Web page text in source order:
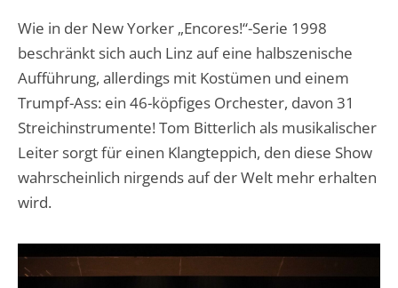
Wie in der New Yorker „Encores!“-Serie 1998
beschränkt sich auch Linz auf eine halbszenische
Aufführung, allerdings mit Kostümen und einem
Trumpf-Ass: ein 46-köpfiges Orchester, davon 31
Streichinstrumente! Tom Bitterlich als musikalischer
Leiter sorgt für einen Klangteppich, den diese Show
wahrscheinlich nirgends auf der Welt mehr erhalten
wird.